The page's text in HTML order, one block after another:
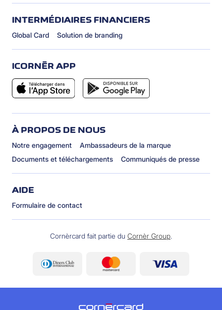
INTERMÉDIAIRES FINANCIERS
Global Card Solution de branding
ICORNÈR APP
À PROPOS DE NOUS
Notre engagement
Ambassadeurs de la marque
Documents et téléchargements
Communiqués de presse
AIDE
Formulaire de contact
Cornèrcard fait partie du Cornèr Group.